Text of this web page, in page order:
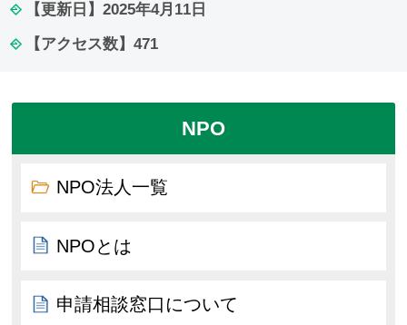
【更新日】 2025年4月11日
【アクセス数】 471
NPO
NPO法人一覧
NPOとは
申請相談窓口について